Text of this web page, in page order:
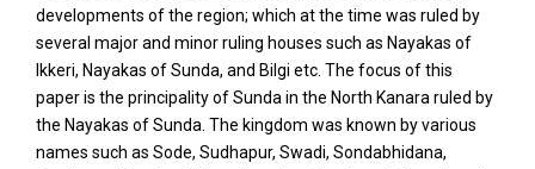
developments of the region; which at the time was ruled by
several major and minor ruling houses such as Nayakas of
Ikkeri, Nayakas of Sunda, and Bilgi etc. The focus of this
paper is the principality of Sunda in the North Kanara ruled by
the Nayakas of Sunda. The kingdom was known by various
names such as Sode, Sudhapur, Swadi, Sondabhidana,